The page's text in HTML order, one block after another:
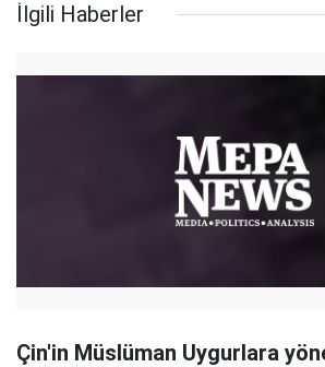
İlgili Haberler
Çin'in Müslüman Uygurlara